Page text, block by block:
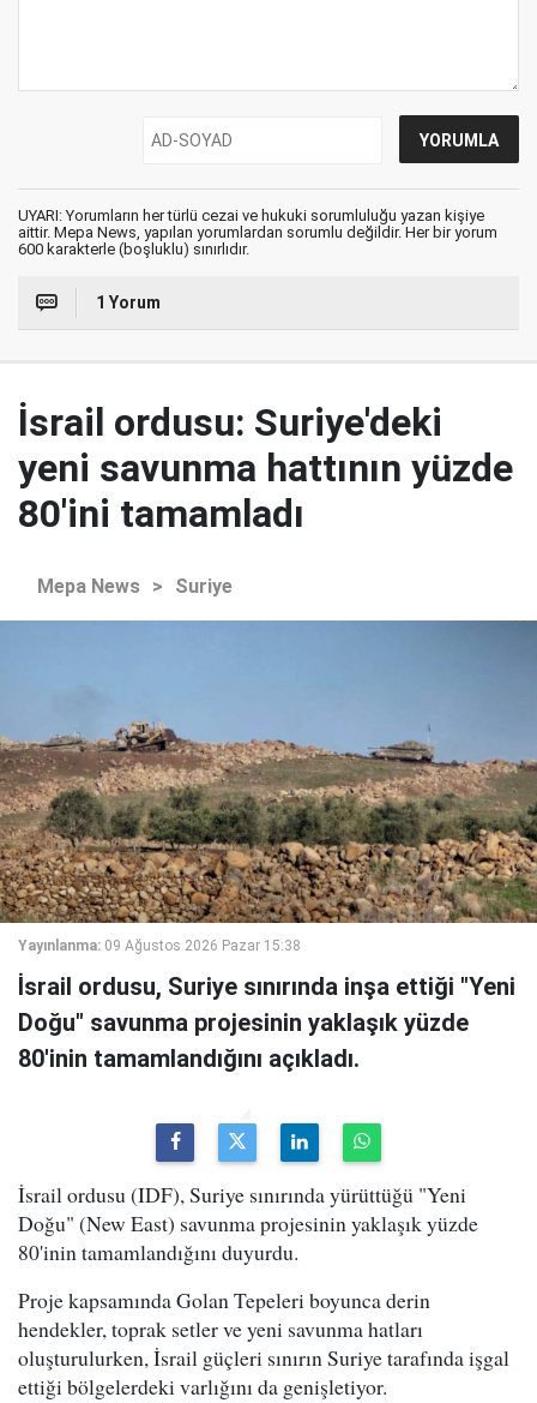
UYARI: Yorumların her türlü cezai ve hukuki sorumluluğu yazan kişiye
aittir. Mepa News, yapılan yorumlardan sorumlu değildir. Her bir yorum
600 karakterle (boşluklu) sınırlıdır.
1 Yorum
İsrail ordusu: Suriye'deki
yeni savunma hattının yüzde
80'ini tamamladı
Mepa News > Suriye
Yayınlanma: 09 Ağustos 2026 Pazar 15:38
İsrail ordusu, Suriye sınırında inşa ettiği "Yeni
Doğu" savunma projesinin yaklaşık yüzde
80'inin tamamlandığını açıkladı.
İsrail ordusu (IDF), Suriye sınırında yürüttüğü "Yeni
Doğu" (New East) savunma projesinin yaklaşık yüzde
80'inin tamamlandığını duyurdu.
Proje kapsamında Golan Tepeleri boyunca derin
hendekler, toprak setler ve yeni savunma hatları
oluşturulurken, İsrail güçleri sınırın Suriye tarafında işgal
ettiği bölgelerdeki varlığını da genişletiyor.